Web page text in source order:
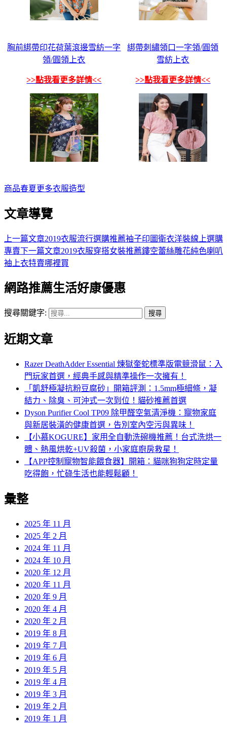
胸前綁帶印花荷葉滾邊雪紡一字
領/圓領上衣
>>點我看更多詳情<<
綁帶刺繡領口一字領/圓領
雪紡上衣
>>點我看更多詳情<<
商品春夏 更多衣服造型
文章導覽
上一篇文章2019衣服流行選購推薦袖子印圖衛衣洋裝線上選購
專賣下一篇文章2019衣服穿搭女裝推薦鏤空蕾絲雕花純色喇叭
袖上衣特賣哪裡買
網路推薦生活好康優惠
搜尋關鍵字:
近期文章
Razer DeathAdder Essential 煉獄奎蛇標準版電競滑鼠：入
門玩家首選，經典手感與精準操作一次擁有！
「凱舒極凝抗粉豆腐砂」開箱評測：1.5mm極細條，凝
結力、除臭、可沖式一次到位！貓砂推薦首選
Dyson Purifier Cool TP09 除甲醛空氣清淨機：寵物家庭
與新居裝潢的健康首選，告別室內空污與異味！
【小慕KOGURE】家用全自動洗碗機推薦！台式洗烘一
體、熱風烘乾+UV殺菌，小家庭廚房救星！
【APP控制寵物智能餵食器】開箱：貓咪狗狗定時定量
吃得飽，忙碌生活也能輕鬆顧！
彙整
2025 年 11 月
2025 年 2 月
2024 年 11 月
2024 年 10 月
2020 年 12 月
2020 年 11 月
2020 年 9 月
2020 年 4 月
2020 年 2 月
2019 年 8 月
2019 年 7 月
2019 年 6 月
2019 年 5 月
2019 年 4 月
2019 年 3 月
2019 年 2 月
2019 年 1 月